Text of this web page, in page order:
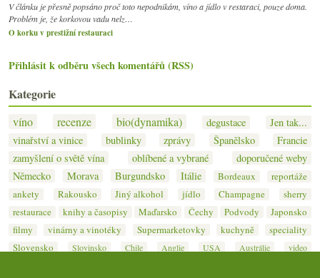
V článku je přesně popsáno proč toto nepodnikám, víno a jídlo v restaraci, pouze doma.
Problém je, že korkovou vadu nelz…
O korku v prestižní restauraci
Přihlásit k odběru všech komentářů (RSS)
Kategorie
víno recenze bio(dynamika) degustace
Jen tak...
vinařství a vinice
bublinky zprávy Španělsko
Francie
zamyšlení o světě vína
oblíbené a vybrané
doporučené weby
Německo
Morava Burgundsko Itálie Bordeaux
reportáže
ankety
Rakousko Jiný alkohol jídlo Champagne
sherry
restaurace
knihy a časopisy Maďarsko Čechy Podvody
Japonsko
filmy
vinárny a vinotéky Supermarketovky kuchyně
speciality
Slovensko
Slovinsko Chile Anglie USA Austrálie
video